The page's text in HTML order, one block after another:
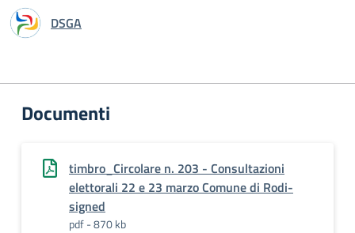
DSGA
Documenti
timbro_Circolare n. 203 - Consultazioni
elettorali 22 e 23 marzo Comune di Rodi-
signed
pdf - 870 kb